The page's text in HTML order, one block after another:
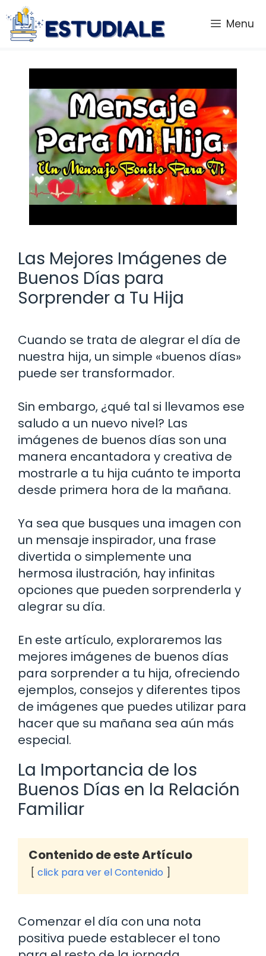
Saltar
al
contenido
Menu
Las Mejores Imágenes de
Buenos Días para
Sorprender a Tu Hija
Cuando se trata de alegrar el día de
nuestra hija, un simple «buenos días»
puede ser transformador.
Sin embargo, ¿qué tal si llevamos ese
saludo a un nuevo nivel? Las
imágenes de buenos días son una
manera encantadora y creativa de
mostrarle a tu hija cuánto te importa
desde primera hora de la mañana.
Ya sea que busques una imagen con
un mensaje inspirador, una frase
divertida o simplemente una
hermosa ilustración, hay infinitas
opciones que pueden sorprenderla y
alegrar su día.
En este artículo, exploraremos las
mejores imágenes de buenos días
para sorprender a tu hija, ofreciendo
ejemplos, consejos y diferentes tipos
de imágenes que puedes utilizar para
hacer que su mañana sea aún más
especial.
La Importancia de los
Buenos Días en la Relación
Familiar
Contenido de este Artículo
click para ver el Contenido
Comenzar el día con una nota
positiva puede establecer el tono